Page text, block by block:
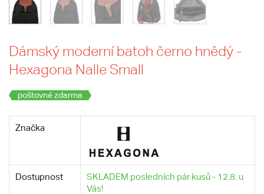
Dámský moderní batoh černo hnědý -
Hexagona Nalle Small
poštovné zdarma
Značka
Dostupnost
SKLADEM posledních pár kusů - 12.8. u
Vás!